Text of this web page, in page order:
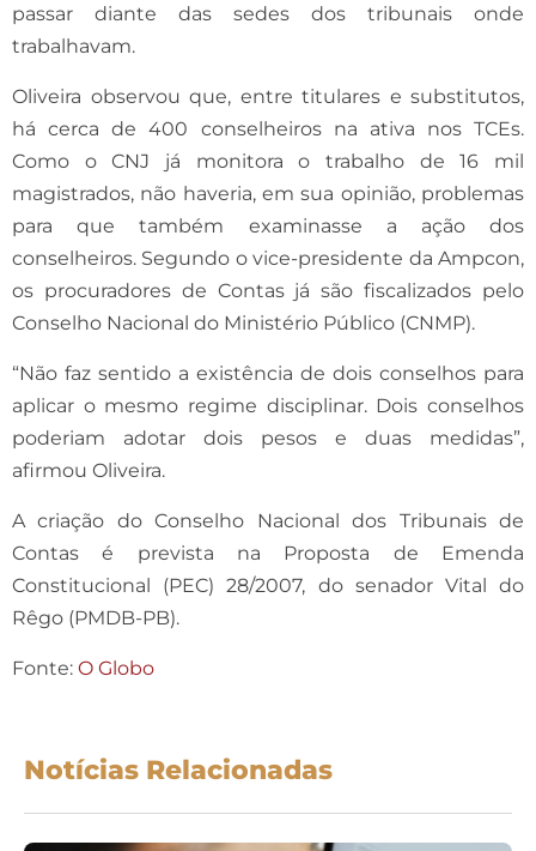
passar diante das sedes dos tribunais onde
trabalhavam.
Oliveira observou que, entre titulares e substitutos,
há cerca de 400 conselheiros na ativa nos TCEs.
Como o CNJ já monitora o trabalho de 16 mil
magistrados, não haveria, em sua opinião, problemas
para que também examinasse a ação dos
conselheiros. Segundo o vice-presidente da Ampcon,
os procuradores de Contas já são fiscalizados pelo
Conselho Nacional do Ministério Público (CNMP).
“Não faz sentido a existência de dois conselhos para
aplicar o mesmo regime disciplinar. Dois conselhos
poderiam adotar dois pesos e duas medidas”,
afirmou Oliveira.
A criação do Conselho Nacional dos Tribunais de
Contas é prevista na Proposta de Emenda
Constitucional (PEC) 28/2007, do senador Vital do
Rêgo (PMDB-PB).
Fonte: O Globo
Notícias Relacionadas